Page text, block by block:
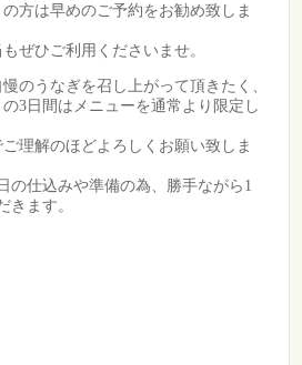
方は早めのご予約をお勧め致しま
ぜひご利用くださいませ。
のうなぎを召し上がって頂きたく、
3日間はメニューを通常より限定し
理解のほどよろしくお願い致しま
の仕込みや準備の為、勝手ながら1
きます。